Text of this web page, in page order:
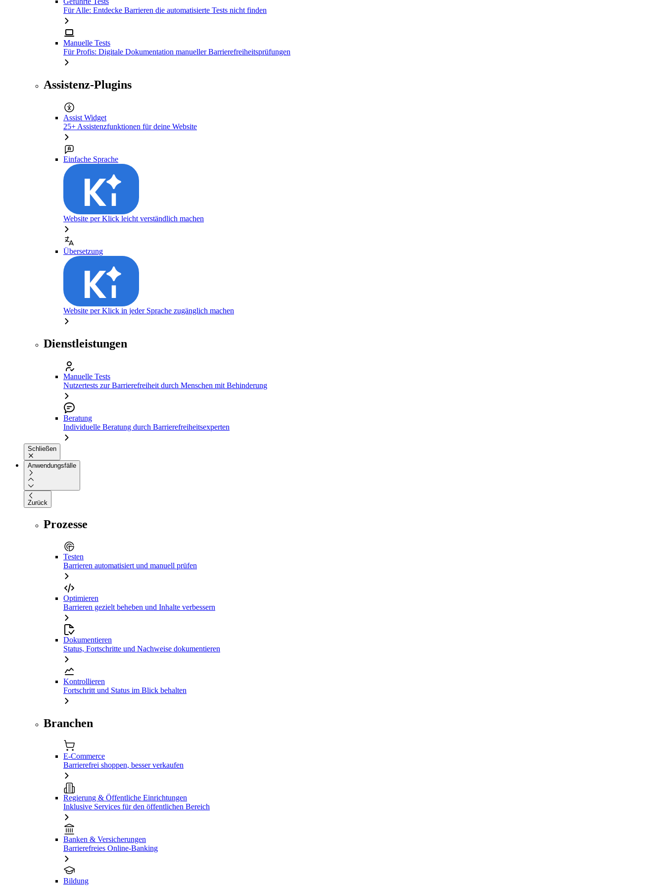
Für Alle: Entdecke Barrieren die automatisierte Tests nicht finden
Manuelle Tests
Für Profis: Digitale Dokumentation manueller Barrierefreiheitsprüfungen
Assistenz-Plugins
Assist Widget
25+ Assistenzfunktionen für deine Website
Einfache Sprache
Website per Klick leicht verständlich machen
Übersetzung
Website per Klick in jeder Sprache zugänglich machen
Dienstleistungen
Manuelle Tests
Nutzertests zur Barrierefreiheit durch Menschen mit Behinderung
Beratung
Individuelle Beratung durch Barrierefreiheitsexperten
Schließen
Anwendungsfälle
Zurück
Prozesse
Testen
Barrieren automatisiert und manuell prüfen
Optimieren
Barrieren gezielt beheben und Inhalte verbessern
Dokumentieren
Status, Fortschritte und Nachweise dokumentieren
Kontrollieren
Fortschritt und Status im Blick behalten
Branchen
E-Commerce
Barrierefrei shoppen, besser verkaufen
Regierung & Öffentliche Einrichtungen
Inklusive Services für den öffentlichen Bereich
Banken & Versicherungen
Barrierefreies Online-Banking
Bildung